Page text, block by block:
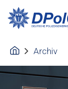
Archiv